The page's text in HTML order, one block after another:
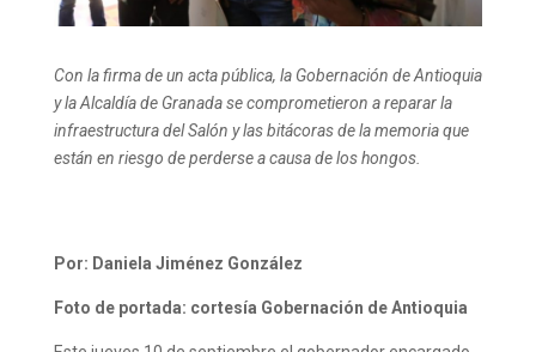
Con la firma de un acta pública, la Gobernación de Antioquia
y la Alcaldía de Granada se comprometieron a reparar la
infraestructura del Salón y las bitácoras de la memoria que
están en riesgo de perderse a causa de los hongos.
Por: Daniela Jiménez González
Foto de portada: cortesía Gobernación de Antioquia